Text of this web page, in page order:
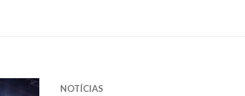
NOTÍCIAS